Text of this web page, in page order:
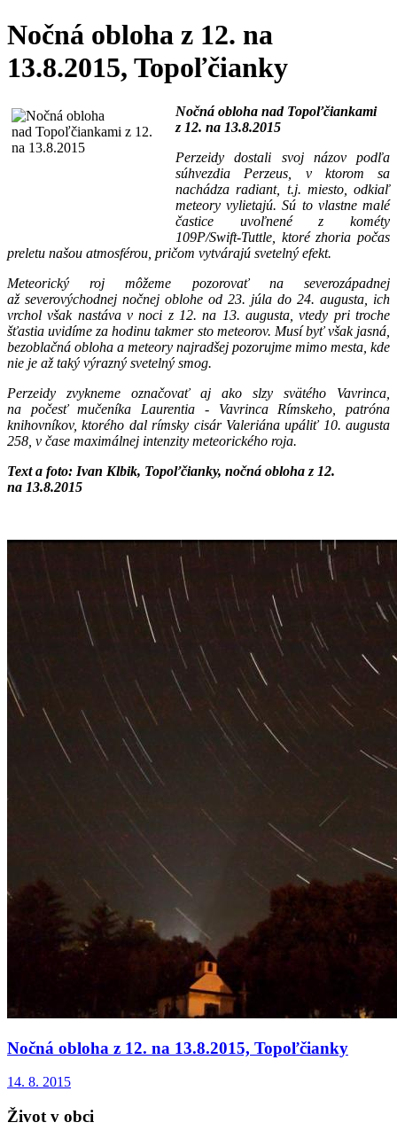
Nočná obloha z 12. na
13.8.2015, Topoľčianky
Nočná obloha nad Topoľčiankami
z 12. na 13.8.2015
Perzeidy dostali svoj názov podľa
súhvezdia Perzeus, v ktorom sa
nachádza radiant, t.j. miesto, odkiaľ
meteory vylietajú. Sú to vlastne malé
častice uvoľnené z kométy
109P/Swift-Tuttle, ktoré zhoria počas
preletu našou atmosférou, pričom vytvárajú svetelný efekt.
Meteorický roj môžeme pozorovať na severozápadnej
až severovýchodnej nočnej oblohe od 23. júla do 24. augusta, ich
vrchol však nastáva v noci z 12. na 13. augusta, vtedy pri troche
šťastia uvidíme za hodinu takmer sto meteorov. Musí byť však jasná,
bezoblačná obloha a meteory najradšej pozorujme mimo mesta, kde
nie je až taký výrazný svetelný smog.
Perzeidy zvykneme označovať aj ako slzy svätého Vavrinca,
na počesť mučeníka Laurentia - Vavrinca Rímskeho, patróna
knihovníkov, ktorého dal rímsky cisár Valeriána upáliť 10. augusta
258, v čase maximálnej intenzity meteorického roja.
Text a foto: Ivan Klbik, Topoľčianky, nočná obloha z 12.
na 13.8.2015
Nočná obloha z 12. na 13.8.2015, Topoľčianky
14. 8. 2015
Život v obci